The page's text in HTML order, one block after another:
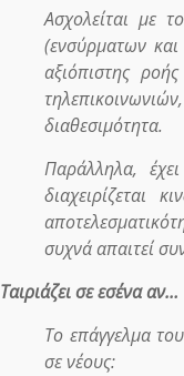
Ασχολείται με
(ενσύρματων
αξιόπιστης
διαθεσιμότητα.
Παράλληλα,
διαχειρίζεται
συχνά απαιτεί
Ταιριάζει σε εσένα αν…
Το επάγγελμα
σε νέους: